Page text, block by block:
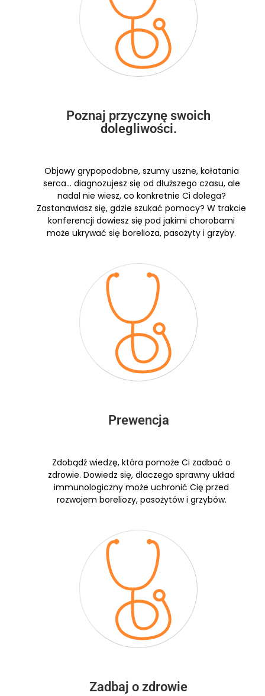
Poznaj przyczynę swoich
dolegliwości.
Objawy grypopodobne, szumy uszne, kołatania
serca… diagnozujesz się od dłuższego czasu, ale
nadal nie wiesz, co konkretnie Ci dolega?
Zastanawiasz się, gdzie szukać pomocy? W trakcie
konferencji dowiesz się pod jakimi chorobami
może ukrywać się borelioza, pasożyty i grzyby.
Prewencja
Zdobądź wiedzę, która pomoże Ci zadbać o
zdrowie. Dowiedz się, dlaczego sprawny układ
immunologiczny może uchronić Cię przed
rozwojem boreliozy, pasożytów i grzybów.
Zadbaj o zdrowie